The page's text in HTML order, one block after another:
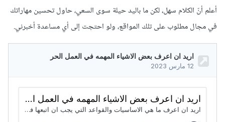
أعلم أنّ الكلام سهل، لكن ما باليد حيلة سوى السعي، حاول تحسين مهاراتك
في مجال مطلوب على تلك المواقع، ولو احتجت إلى أي مساعدة أخبرني.